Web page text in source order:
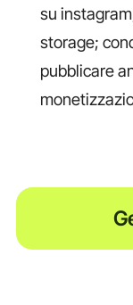
su
storage;
pubblicare